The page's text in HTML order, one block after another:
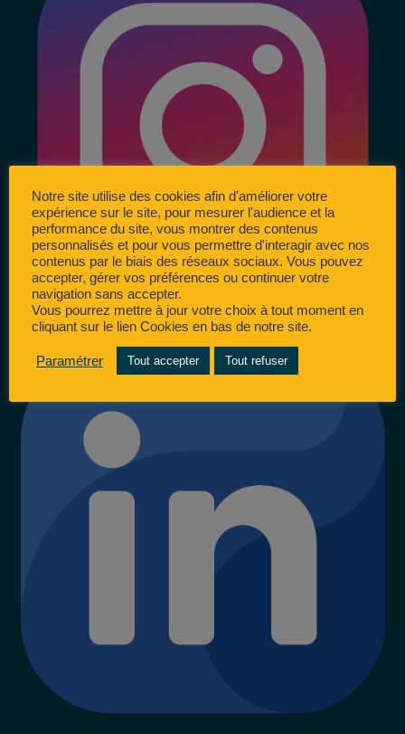
Notre site utilise des cookies afin d'améliorer votre
expérience sur le site, pour mesurer l'audience et la
performance du site, vous montrer des contenus
personnalisés et pour vous permettre d'interagir avec nos
contenus par le biais des réseaux sociaux. Vous pouvez
accepter, gérer vos préférences ou continuer votre
navigation sans accepter.
Vous pourrez mettre à jour votre choix à tout moment en
cliquant sur le lien Cookies en bas de notre site.
Paramétrer Tout accepter Tout refuser